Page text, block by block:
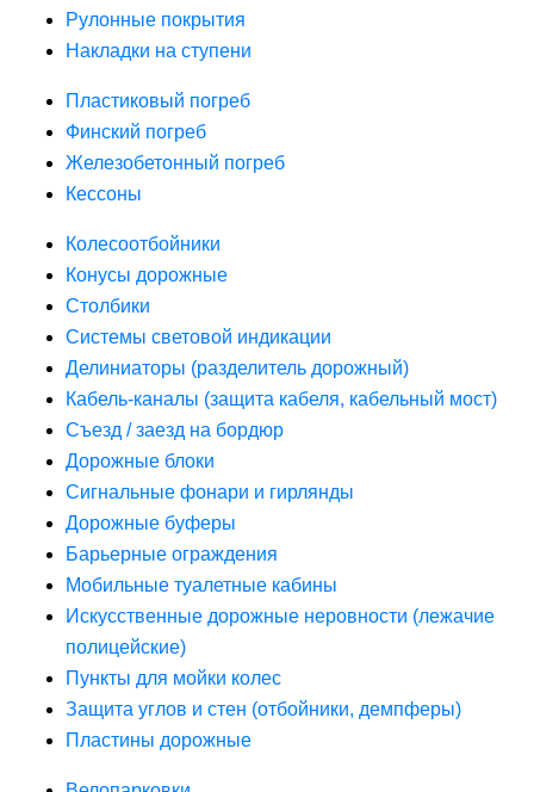
Рулонные покрытия
Накладки на ступени
Пластиковый погреб
Финский погреб
Железобетонный погреб
Кессоны
Колесоотбойники
Конусы дорожные
Столбики
Системы световой индикации
Делиниаторы (разделитель дорожный)
Кабель-каналы (защита кабеля, кабельный мост)
Съезд / заезд на бордюр
Дорожные блоки
Сигнальные фонари и гирлянды
Дорожные буферы
Барьерные ограждения
Мобильные туалетные кабины
Искусственные дорожные неровности (лежачие
полицейские)
Пункты для мойки колес
Защита углов и стен (отбойники, демпферы)
Пластины дорожные